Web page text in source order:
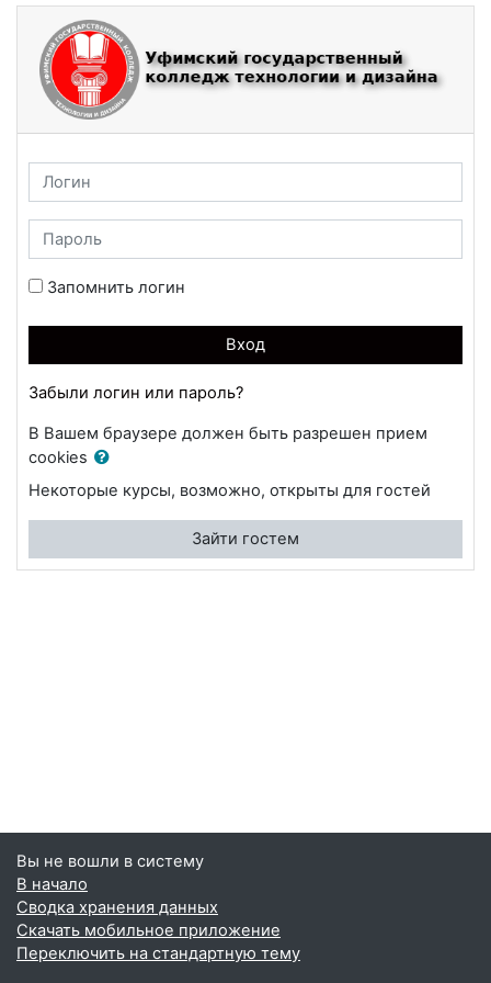
Перейти к основному содержанию
Логин
Пароль
Запомнить логин
Вход
Забыли логин или пароль?
В Вашем браузере должен быть разрешен прием
cookies
Некоторые курсы, возможно, открыты для гостей
Зайти гостем
Вы не вошли в систему
В начало
Сводка хранения данных
Скачать мобильное приложение
Переключить на стандартную тему